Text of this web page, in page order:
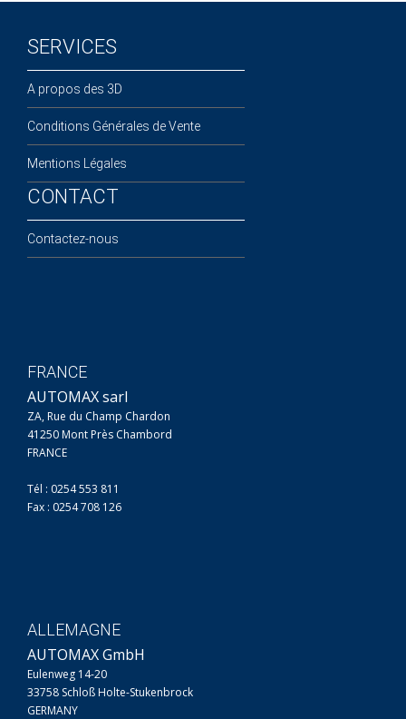
SERVICES
A propos des 3D
Conditions Générales de Vente
Mentions Légales
CONTACT
Contactez-nous
FRANCE
AUTOMAX sarl
ZA, Rue du Champ Chardon
41250 Mont Près Chambord
FRANCE
Tél : 0254 553 811
Fax : 0254 708 126
ALLEMAGNE
AUTOMAX GmbH
Eulenweg 14-20
33758 Schloß Holte-Stukenbrock
GERMANY